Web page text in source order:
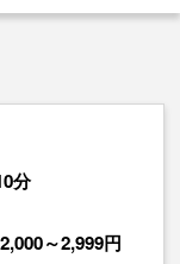
分
～2,999円